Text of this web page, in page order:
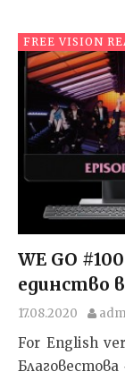
FREE VISION
WE GO
единство
17.08.2020
For English